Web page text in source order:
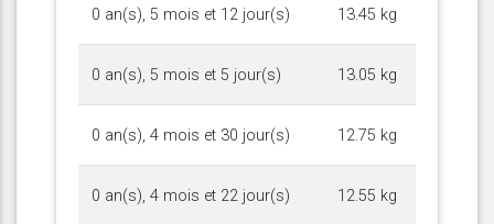
0 an(s), 5 mois et 12 jour(s) 13.45 kg
0 an(s), 5 mois et 5 jour(s) 13.05 kg
0 an(s), 4 mois et 30 jour(s) 12.75 kg
0 an(s), 4 mois et 22 jour(s) 12.55 kg